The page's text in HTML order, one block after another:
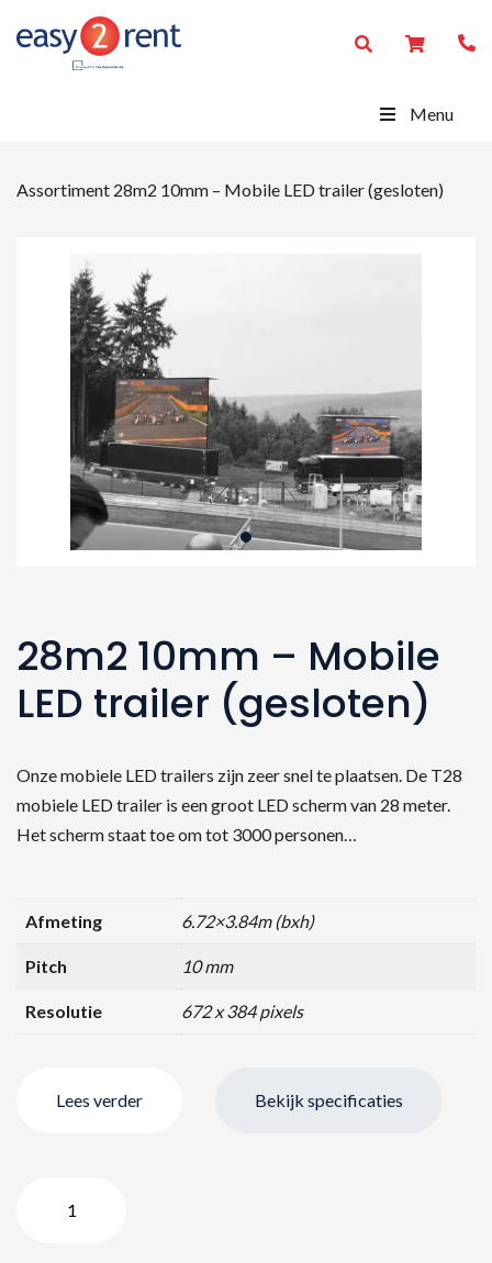
Menu
Assortiment 28m2 10mm – Mobile LED trailer (gesloten)
28m2 10mm – Mobile
LED trailer (gesloten)
Onze mobiele LED trailers zijn zeer snel te plaatsen. De T28
mobiele LED trailer is een groot LED scherm van 28 meter.
Het scherm staat toe om tot 3000 personen…
Afmeting 6.72×3.84m (bxh)
Pitch 10 mm
Resolutie 672 x 384 pixels
Lees verder Bekijk specificaties